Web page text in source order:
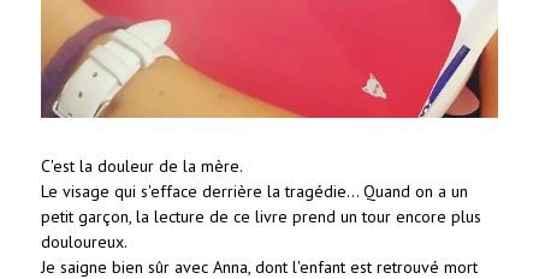
C'est la douleur de la mère.
Le visage qui s'efface derrière la tragédie... Quand on a un
petit garçon, la lecture de ce livre prend un tour encore plus
douloureux.
Je saigne bien sûr avec Anna, dont l'enfant est retrouvé mort